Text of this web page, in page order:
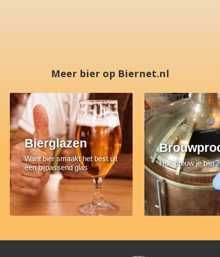
Meer bier op Biernet.nl
Bierglazen
Want bier smaakt het best uit
een bijpassend glas
Hoe brouw je bier?